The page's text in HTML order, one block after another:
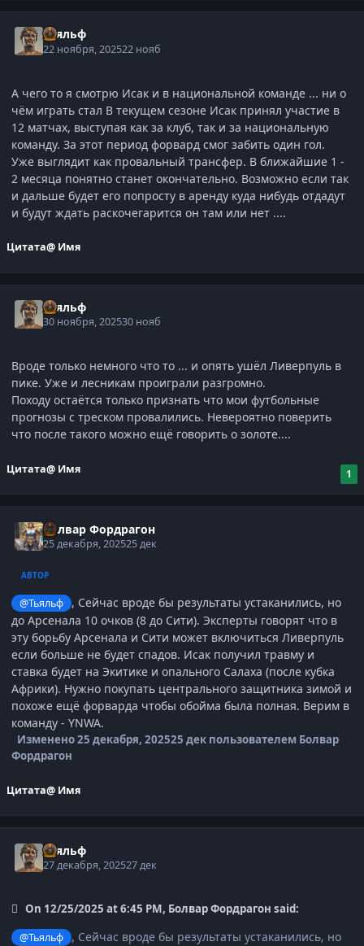
Тьяльф
22 ноября, 202522 нояб
А чего то я смотрю Исак и в национальной команде ... ни о
чём играть стал В текущем сезоне Исак принял участие в
12 матчах, выступая как за клуб, так и за национальную
команду. За этот период форвард смог забить один гол.
Уже выглядит как провальный трансфер. В ближайшие 1 -
2 месяца понятно станет окончательно. Возможно если так
и дальше будет его попросту в аренду куда нибудь отдадут
и будут ждать раскочегарится он там или нет ....
Цитата@ Имя
Тьяльф
30 ноября, 202530 нояб
Вроде только немного что то ... и опять ушёл Ливерпуль в
пике. Уже и лесникам проиграли разгромно.
Походу остаётся только признать что мои футбольные
прогнозы с треском провалились. Невероятно поверить
что после такого можно ещё говорить о золоте....
Цитата@ Имя 1
Болвар Фордрагон
25 декабря, 202525 дек
АВТОР
@Тьяльф
, Сейчас вроде бы результаты устаканились, но
до Арсенала 10 очков (8 до Сити). Эксперты говорят что в
эту борьбу Арсенала и Сити может включиться Ливерпуль
если больше не будет спадов. Исак получил травму и
ставка будет на Экитике и опального Салаха (после кубка
Африки). Нужно покупать центрального защитника зимой и
похоже ещё форварда чтобы обойма была полная. Верим в
команду - YNWA.
Изменено25 декабря, 202525 декпользователем Болвар
Фордрагон
Цитата@ Имя
Тьяльф
27 декабря, 202527 дек
On 12/25/2025 at 6:45 PM, Болвар Фордрагон said:
@Тьяльф
, Сейчас вроде бы результаты устаканились, но